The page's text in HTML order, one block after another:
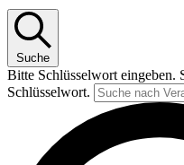
Suche
Bitte Schlüsselwort eingeben.
Schlüsselwort.